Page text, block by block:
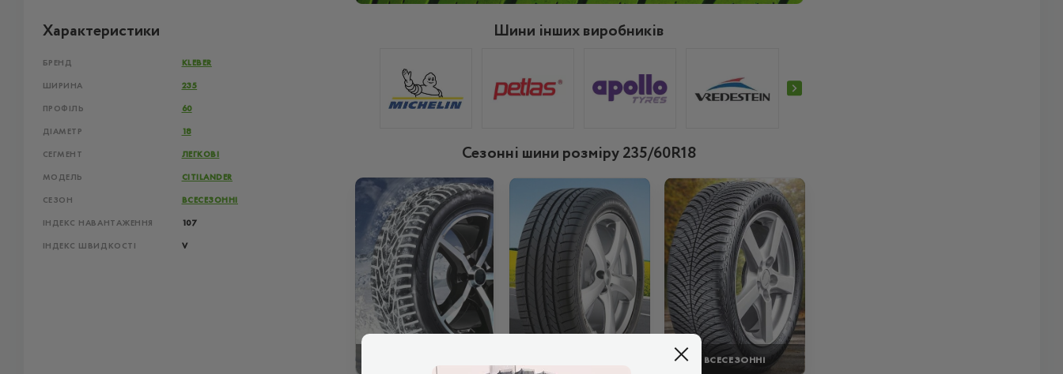
Характеристики
БРЕНД KLEBER
ШИРИНА 235
ПРОФІЛЬ 60
ДІАМЕТР 18
СЕГМЕНТ ЛЕГКОВІ
МОДЕЛЬ CITILANDER
СЕЗОН ВСЕСЕЗОННІ
ІНДЕКС НАВАНТАЖЕННЯ 107
ІНДЕКС ШВИДКОСТІ V
Шини інших виробників
Сезонні шини розміру 235/60R18
ВСЕСЕЗОННІ